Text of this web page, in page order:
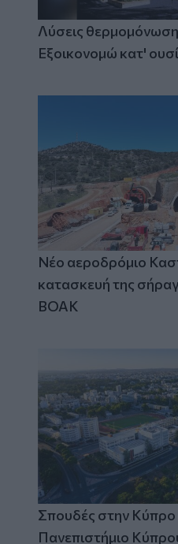
Λύσεις
Εξοικονομώ κατ'
Νέο αεροδρόμιο
κατασκευή της
ΒΟΑΚ
Σπουδές στην
Πανεπιστήμιο